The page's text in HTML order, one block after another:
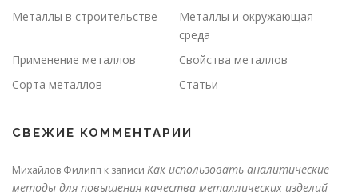
Металлы в строительстве
Металлы и окружающая
среда
Применение металлов
Свойства металлов
Сорта металлов
Статьи
СВЕЖИЕ КОММЕНТАРИИ
Михайлов Филипп к записи Как использовать аналитические
методы для повышения качества металлических изделий